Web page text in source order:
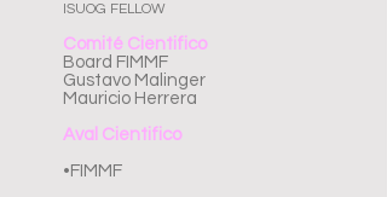
ISUOG FELLOW
Comité Cientifico
Board FIMMF
Gustavo Malinger
Mauricio Herrera
Aval Cientifico
•FIMMF